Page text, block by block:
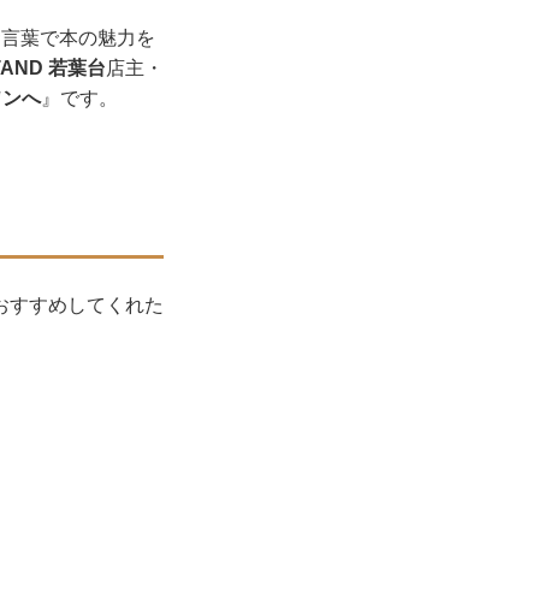
葉で本の魅力を
若葉台店主・
へ』です。
すすめしてくれた